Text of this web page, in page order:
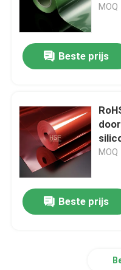
beschermende folie
en
Beste prijs
voor
Beste prijs